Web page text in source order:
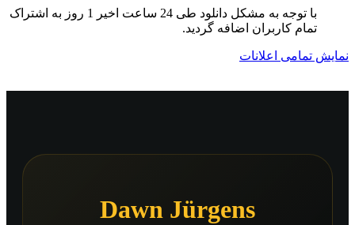
با توجه به مشکل دانلود طی 24 ساعت اخیر 1 روز به اشتراک
تمام کاربران اضافه گردید.
نمایش تمامی اعلانات
Dawn Jürgens